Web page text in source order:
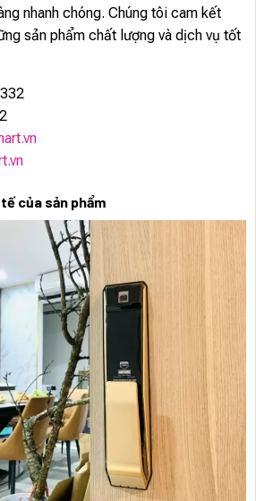
nhanh chóng. Chúng tôi cam kết
sản phẩm chất lượng và dịch vụ tốt
của sản phẩm